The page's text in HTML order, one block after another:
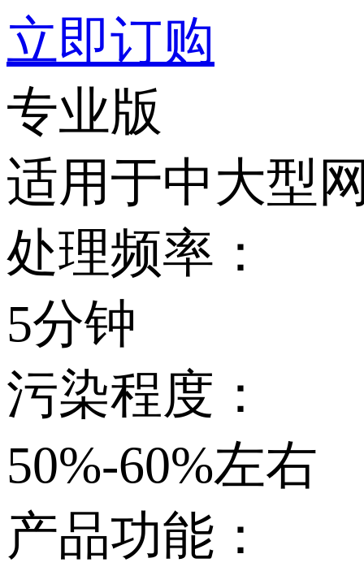
立即订购
专业版
适用于中大型
处理频率：
5分钟
污染程度：
50%-60%左右
产品功能：